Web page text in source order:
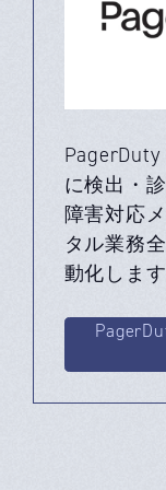
に検出・
障害対応
タル業務
動化します